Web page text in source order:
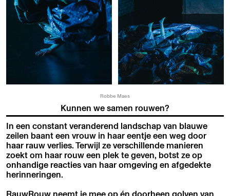
Robbe Maes
Kunnen we samen rouwen?
In een constant veranderend landschap van blauwe
zeilen baant een vrouw in haar eentje een weg door
haar rauw verlies. Terwijl ze verschillende manieren
zoekt om haar rouw een plek te geven, botst ze op
onhandige reacties van haar omgeving en afgedekte
herinneringen.
RauwRouw neemt je mee op én doorheen golven van